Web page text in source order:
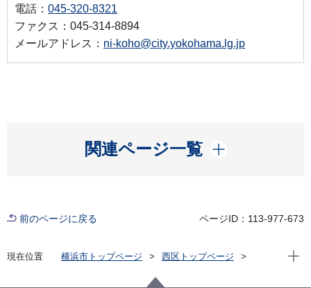
電話： 045-320-8321
ファクス：045-314-8894
メールアドレス： ni-koho@city.yokohama.lg.jp
関連ページ一覧
開く
前のページに戻る ページID：113-977-673
現在位置 横浜市トップページ
西区トップページ
藤棚地区商店街の写真
現在